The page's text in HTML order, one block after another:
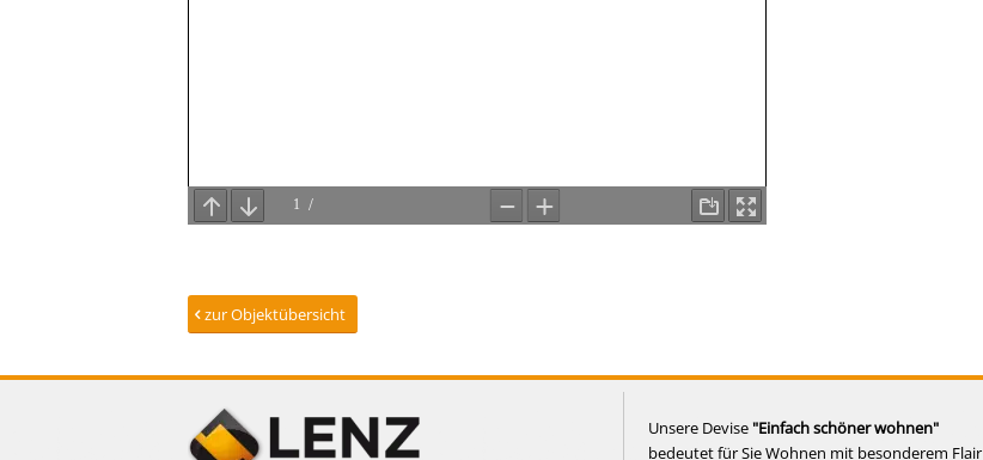
zur Objektübersicht
Unsere Devise "Einfach schöner wohnen"
bedeutet für Sie Wohnen mit besonderem Flair